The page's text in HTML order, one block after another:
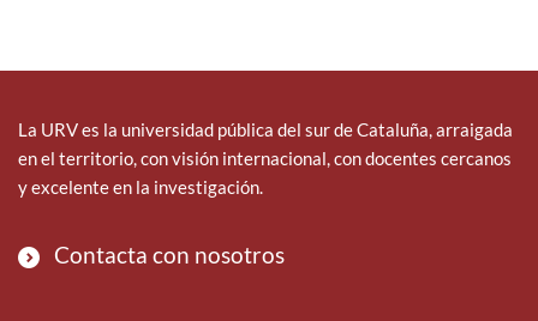
b
o
t
r
e
i
La URV es la universidad pública del sur de Cataluña, arraigada
en el territorio, con visión internacional, con docentes cercanos
y excelente en la investigación.
Contacta con nosotros